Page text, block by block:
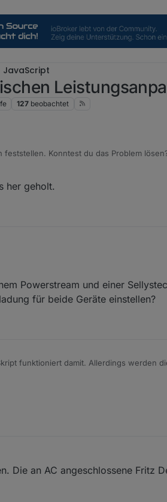
JavaScript
127 beobachtet
feststellen. Konntest du das Problem
her geholt.
Powerstream und einer
für beide Geräte einstellen?
funktioniert damit. Allerdings werden
Die an AC angeschlossene Fritz